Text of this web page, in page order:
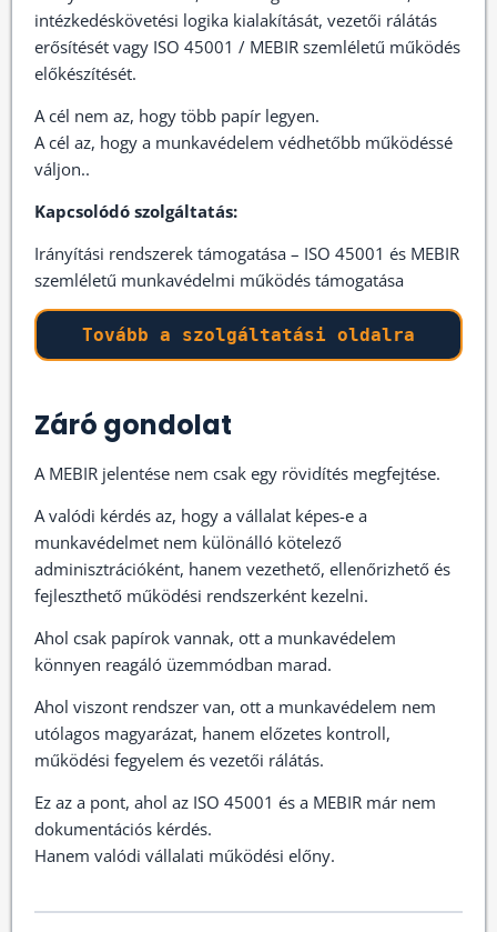
intézkedéskövetési logika kialakítását, vezetői rálátás
erősítését vagy ISO 45001 / MEBIR szemléletű működés
előkészítését.
A cél nem az, hogy több papír legyen.
A cél az, hogy a munkavédelem védhetőbb működéssé
váljon..
Kapcsolódó szolgáltatás:
Irányítási rendszerek támogatása – ISO 45001 és MEBIR
szemléletű munkavédelmi működés támogatása
Tovább a szolgáltatási oldalra
Záró gondolat
A MEBIR jelentése nem csak egy rövidítés megfejtése.
A valódi kérdés az, hogy a vállalat képes-e a
munkavédelmet nem különálló kötelező
adminisztrációként, hanem vezethető, ellenőrizhető és
fejleszthető működési rendszerként kezelni.
Ahol csak papírok vannak, ott a munkavédelem
könnyen reagáló üzemmódban marad.
Ahol viszont rendszer van, ott a munkavédelem nem
utólagos magyarázat, hanem előzetes kontroll,
működési fegyelem és vezetői rálátás.
Ez az a pont, ahol az ISO 45001 és a MEBIR már nem
dokumentációs kérdés.
Hanem valódi vállalati működési előny.